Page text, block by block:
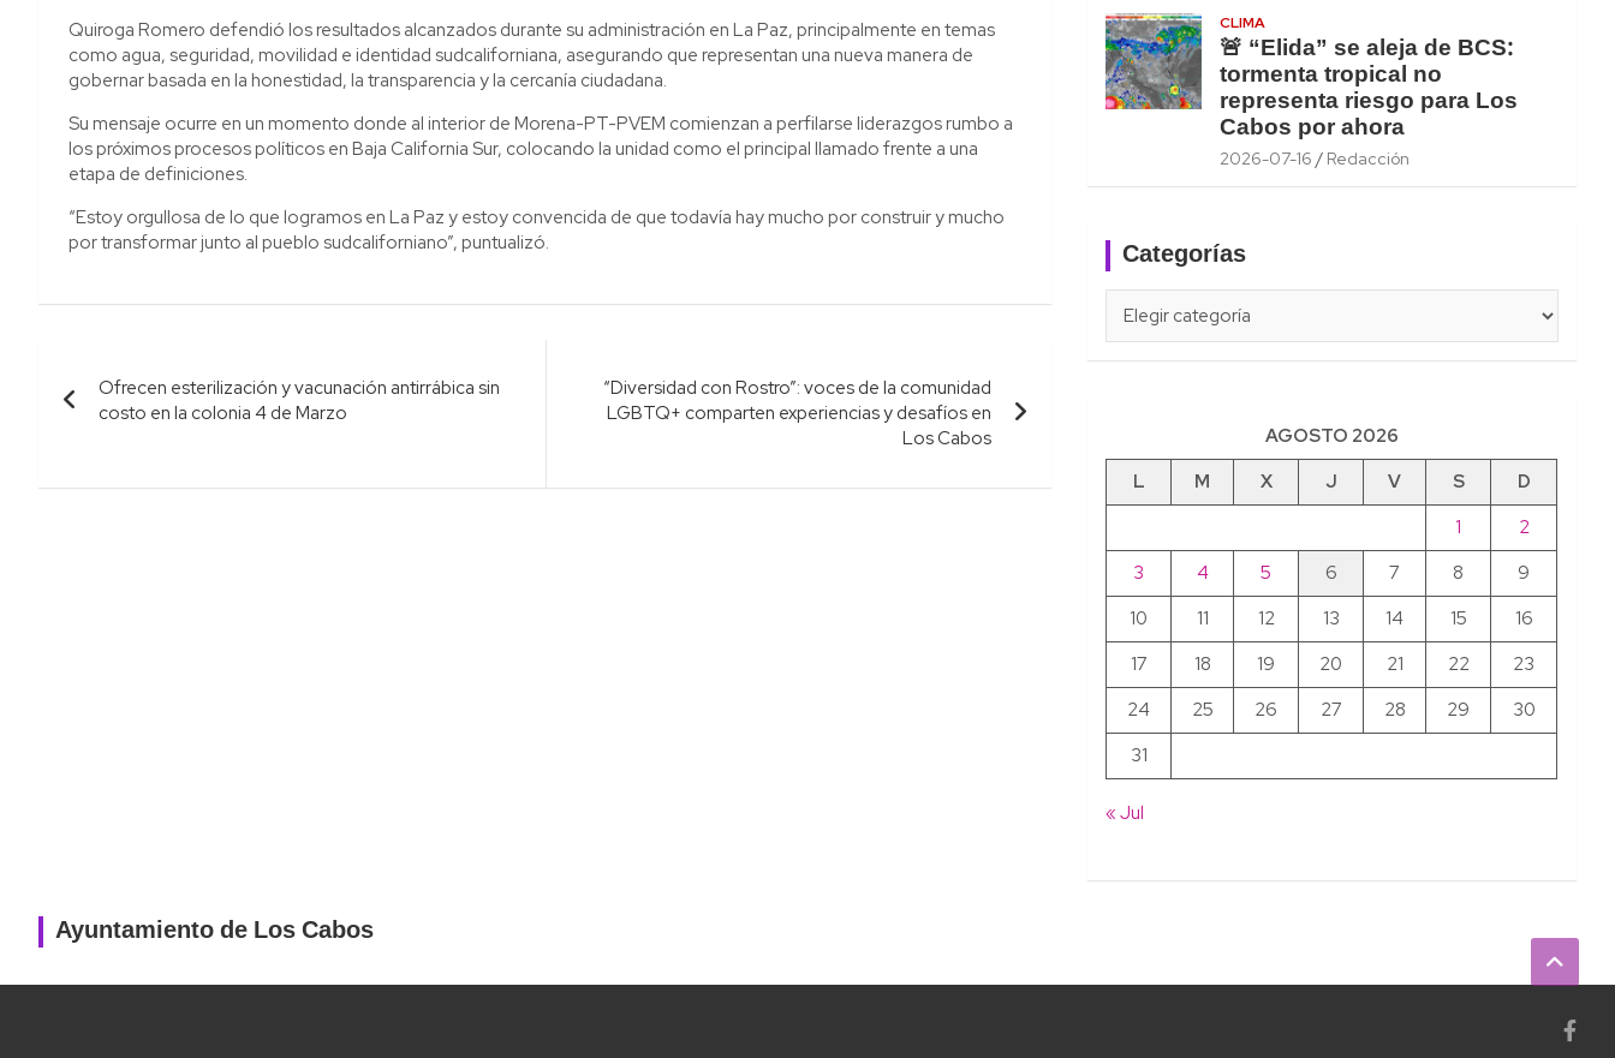
Quiroga Romero defendió los resultados alcanzados durante su administración en La Paz, principalmente en temas
como agua, seguridad, movilidad e identidad sudcaliforniana, asegurando que representan una nueva manera de
gobernar basada en la honestidad, la transparencia y la cercanía ciudadana.
Su mensaje ocurre en un momento donde al interior de Morena-PT-PVEM comienzan a perfilarse liderazgos rumbo a
los próximos procesos políticos en Baja California Sur, colocando la unidad como el principal llamado frente a una
etapa de definiciones.
“Estoy orgullosa de lo que logramos en La Paz y estoy convencida de que todavía hay mucho por construir y mucho
por transformar junto al pueblo sudcaliforniano”, puntualizó.
Navegación
de
Ofrecen esterilización y vacunación antirrábica sin
costo en la colonia 4 de Marzo
“Diversidad con Rostro”: voces de la comunidad
LGBTQ+ comparten experiencias y desafíos en
Los Cabos
CLIMA
🚨 “Elida” se aleja de BCS:
tormenta tropical no
representa riesgo para Los
Cabos por ahora
2026-07-16 Redacción
Categorías
AGOSTO 2026
L
M X J V S
D
1
2
3
4 5 6 7 8
9
10
11 12 13 14 15
16
17
18 19 20 21 22
23
24
25 26 27 28 29
30
31
« Jul
Ayuntamiento de Los Cabos